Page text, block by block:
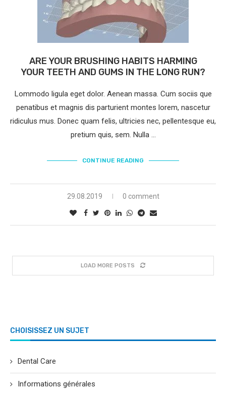
ARE YOUR BRUSHING HABITS HARMING
YOUR TEETH AND GUMS IN THE LONG RUN?
Lommodo ligula eget dolor. Aenean massa. Cum sociis que
penatibus et magnis dis parturient montes lorem, nascetur
ridiculus mus. Donec quam felis, ultricies nec, pellentesque eu,
pretium quis, sem. Nulla …
CONTINUE READING
29.08.2019 0 comment
LOAD MORE POSTS
CHOISISSEZ UN SUJET
Dental Care
Informations générales